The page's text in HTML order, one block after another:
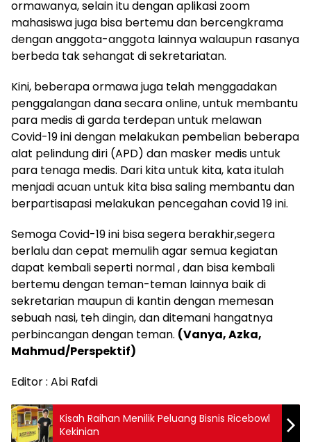
ormawanya, selain itu dengan aplikasi zoom
mahasiswa juga bisa bertemu dan bercengkrama
dengan anggota-anggota lainnya walaupun rasanya
berbeda tak sehangat di sekretariatan.
Kini, beberapa ormawa juga telah menggadakan
penggalangan dana secara online, untuk membantu
para medis di garda terdepan untuk melawan
Covid-19 ini dengan melakukan pembelian beberapa
alat pelindung diri (APD) dan masker medis untuk
para tenaga medis. Dari kita untuk kita, kata itulah
menjadi acuan untuk kita bisa saling membantu dan
berpartisapasi melakukan pencegahan covid 19 ini.
Semoga Covid-19 ini bisa segera berakhir,segera
berlalu dan cepat memulih agar semua kegiatan
dapat kembali seperti normal , dan bisa kembali
bertemu dengan teman-teman lainnya baik di
sekretarian maupun di kantin dengan memesan
sebuah nasi, teh dingin, dan ditemani hangatnya
perbincangan dengan teman. (Vanya, Azka,
Mahmud/Perspektif)
Editor : Abi Rafdi
Kisah Raihan Menilik Peluang Bisnis Ricebowl
Kekinian